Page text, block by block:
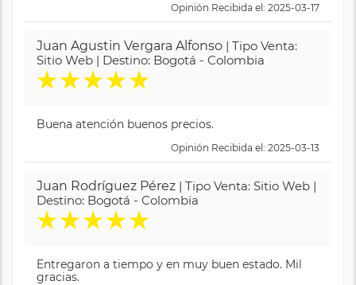
Opinión Recibida el: 2025-03-17
Juan Agustin Vergara Alfonso | Tipo Venta:
Sitio Web | Destino: Bogotá - Colombia
★★★★★
Buena atención buenos precios.
Opinión Recibida el: 2025-03-13
Juan Rodríguez Pérez | Tipo Venta: Sitio Web |
Destino: Bogotá - Colombia
★★★★★
Entregaron a tiempo y en muy buen estado. Mil
gracias.